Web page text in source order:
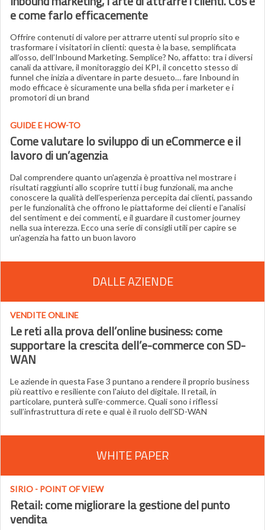
e come farlo efficacemente
Offrire contenuti di valore per attrarre utenti sul proprio sito e
trasformare i visitatori in clienti: questa è la base, semplificata
all’osso, dell’Inbound Marketing. Semplice? No, affatto: tra i diversi
canali da attivare, il monitoraggio dei KPI, il concetto stesso di
funnel che inizia a diventare in parte desueto… fare Inbound in
modo efficace è sicuramente una bella sfida per i marketer e i
promotori di un brand
GUIDE E HOW-TO
Come valutare lo sviluppo di un eCommerce e il
lavoro di un’agenzia
Dal comprendere quanto un'agenzia è proattiva nel mostrare i
risultati raggiunti allo scoprire tutti i bug funzionali, ma anche
conoscere la qualità dell’esperienza percepita dai clienti, passando
per le funzionalità che offrono le piattaforme dei clienti e l'analisi
del sentiment e dei commenti, e il guardare il customer journey
nella sua interezza. Ecco una serie di consigli utili per capire se
un'agenzia ha fatto un buon lavoro
DALLE AZIENDE
VENDITE ONLINE
Le reti alla prova dell’online business: come
supportare la crescita dell’e-commerce con SD-
WAN
Le aziende in questa Fase 3 puntano a rendere il proprio business
più reattivo e resiliente con l'aiuto del digitale. Il retail, in
particolare, punterà sull'e-commerce. Quali sono i riflessi
sull’infrastruttura di rete e qual è il ruolo dell’SD-WAN
WHITE PAPER
SIRIO - POINT OF VIEW
Retail: come migliorare la gestione del punto
vendita